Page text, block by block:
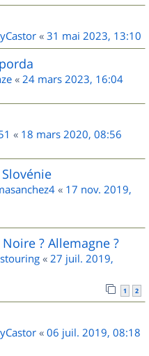
« 31 mai 2023, 13:10
« 24 mars 2023, 16:04
« 18 mars 2020, 08:56
« 17 nov. 2019,
? Allemagne ?
« 27 juil. 2019,
1 2
« 06 juil. 2019, 08:18